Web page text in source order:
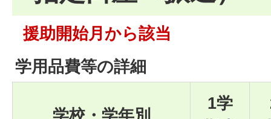
援助開始月から該当
学用品費等の詳細
学校・学年別
1学